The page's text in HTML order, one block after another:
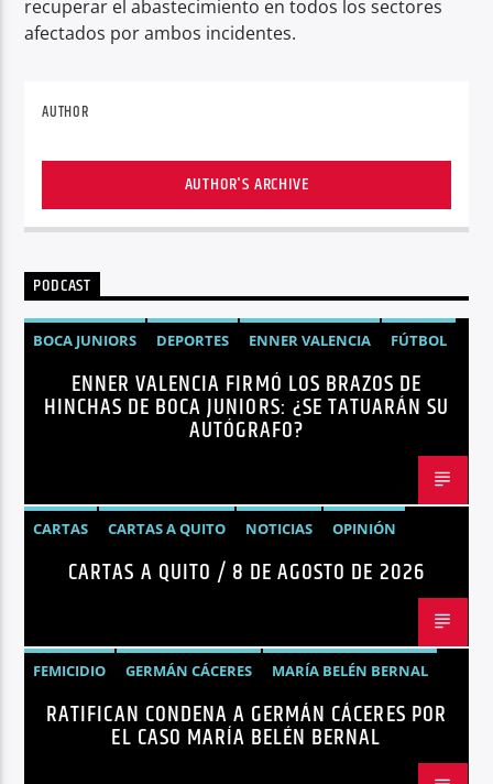
recuperar el abastecimiento en todos los sectores
afectados por ambos incidentes.
AUTHOR
AUTHOR'S ARCHIVE
PODCAST
BOCA JUNIORS DEPORTES ENNER VALENCIA
FÚTBOL
NOTICIASENNER VALENCIA FIRMÓ LOS BRAZOS DE
HINCHAS DE BOCA JUNIORS: ¿SE TATUARÁN SU
AUTÓGRAFO?
CARTAS CARTAS A QUITO NOTICIAS OPINIÓN
CARTAS A QUITO / 8 DE AGOSTO DE 2026
FEMICIDIO GERMÁN CÁCERES
MARÍA BELÉN BERNAL
NOTICIAS
SEGURIDAD
RATIFICAN CONDENA A GERMÁN CÁCERES POR
EL CASO MARÍA BELÉN BERNAL